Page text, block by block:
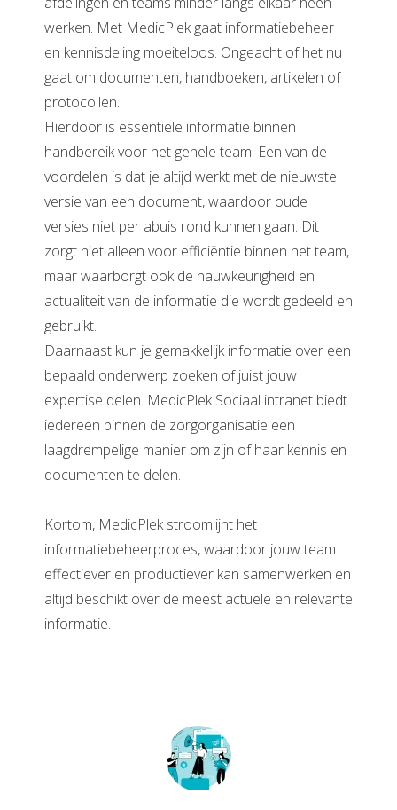
werken. Met MedicPlek gaat informatiebeheer
en kennisdeling moeiteloos. Ongeacht of het nu
gaat om documenten, handboeken, artikelen of
protocollen.
Hierdoor is essentiële informatie binnen
handbereik voor het gehele team. Een van de
voordelen is dat je altijd werkt met de nieuwste
versie van een document, waardoor oude
versies niet per abuis rond kunnen gaan. Dit
zorgt niet alleen voor efficiëntie binnen het team,
maar waarborgt ook de nauwkeurigheid en
actualiteit van de informatie die wordt gedeeld en
gebruikt.
Daarnaast kun je gemakkelijk informatie over een
bepaald onderwerp zoeken of juist jouw
expertise delen. MedicPlek Sociaal intranet biedt
iedereen binnen de zorgorganisatie een
laagdrempelige manier om zijn of haar kennis en
documenten te delen.
Kortom, MedicPlek stroomlijnt het
informatiebeheerproces, waardoor jouw team
effectiever en productiever kan samenwerken en
altijd beschikt over de meest actuele en relevante
informatie.